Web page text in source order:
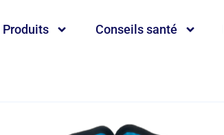
Produits Conseils santé